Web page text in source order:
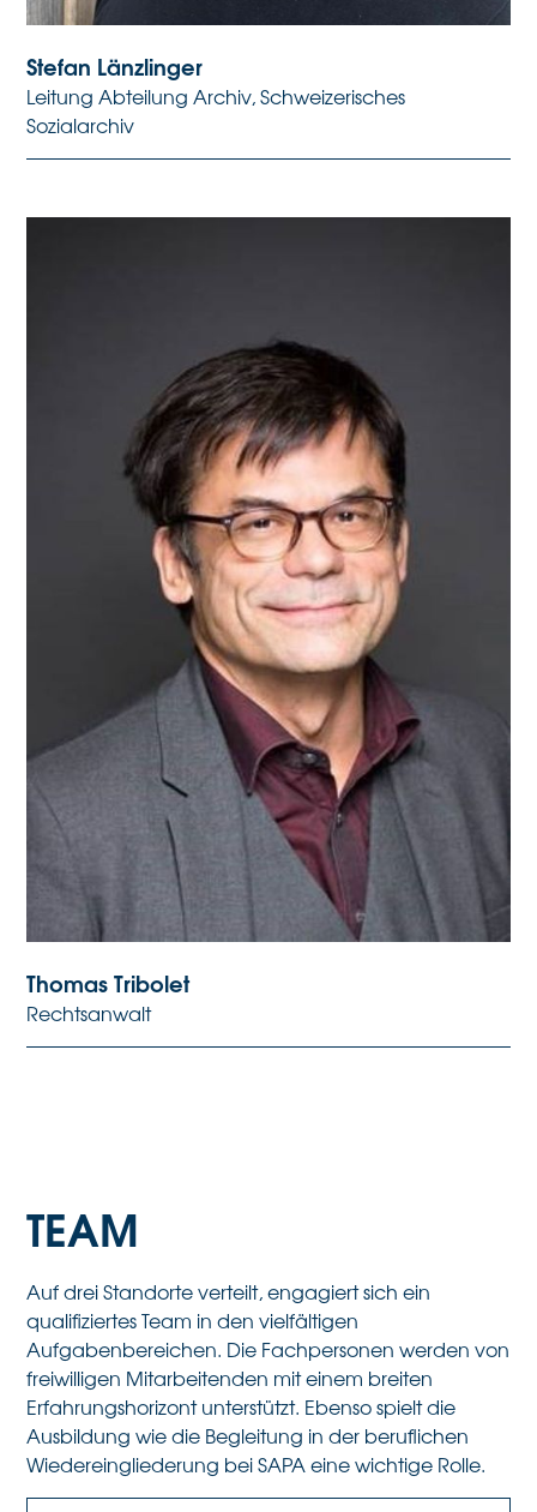
Stefan Länzlinger
Leitung Abteilung Archiv, Schweizerisches
Sozialarchiv
Thomas Tribolet
Rechtsanwalt
TEAM
Auf drei Standorte verteilt, engagiert sich ein
qualifiziertes Team in den vielfältigen
Aufgabenbereichen. Die Fachpersonen werden von
freiwilligen Mitarbeitenden mit einem breiten
Erfahrungshorizont unterstützt. Ebenso spielt die
Ausbildung wie die Begleitung in der beruflichen
Wiedereingliederung bei SAPA eine wichtige Rolle.